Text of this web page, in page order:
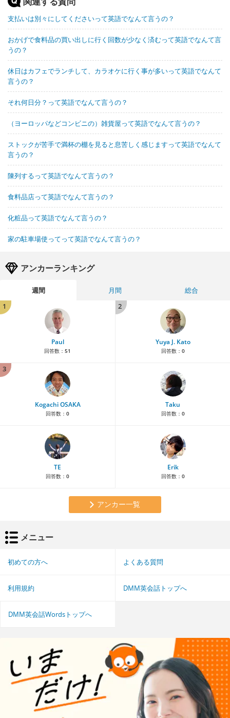
支払いは別々にしてくださいって英語でなんて言うの？
おかげで食料品の買い出しに行く回数が少なく済むって英語でなんて言
うの？
休日はカフェでランチして、カラオケに行く事が多いって英語でなんて
言うの？
それ何日分？って英語でなんて言うの？
（ヨーロッパなどコンビニの）雑貨屋って英語でなんて言うの？
ストックが苦手で満杯の棚を見ると息苦しく感じますって英語でなんて
言うの？
陳列するって英語でなんて言うの？
食料品店って英語でなんて言うの？
化粧品って英語でなんて言うの？
家の駐車場使ってって英語でなんて言うの？
アンカーランキング
週間 月間
総合
1
Paul
回答数： 51
2
Yuya J. Kato
回答数： 0
3
Kogachi OSAKA
回答数： 0
Taku
回答数： 0
TE
回答数： 0
Erik
回答数： 0
アンカー一覧
メニュー
初めての方へ よくある質問
利用規約 DMM英会話トップへ
DMM英会話Wordsトップへ